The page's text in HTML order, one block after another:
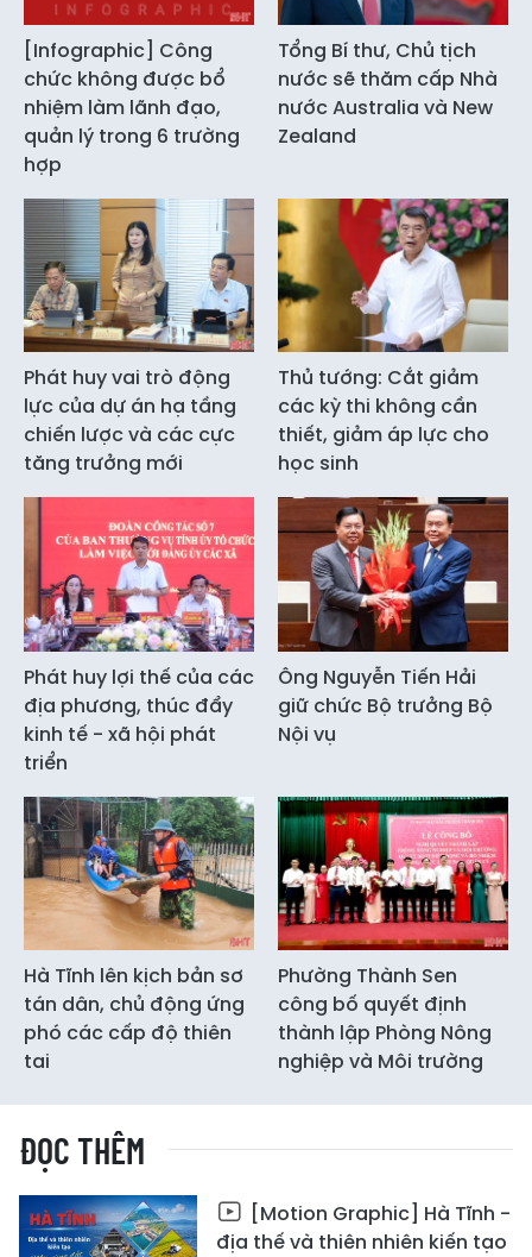
[Infographic] Công
chức không được bổ
nhiệm làm lãnh đạo,
quản lý trong 6 trường
hợp
Tổng Bí thư, Chủ tịch
nước sẽ thăm cấp Nhà
nước Australia và New
Zealand
Phát huy vai trò động
lực của dự án hạ tầng
chiến lược và các cực
tăng trưởng mới
Thủ tướng: Cắt giảm
các kỳ thi không cần
thiết, giảm áp lực cho
học sinh
Phát huy lợi thế của các
địa phương, thúc đẩy
kinh tế - xã hội phát
triển
Ông Nguyễn Tiến Hải
giữ chức Bộ trưởng Bộ
Nội vụ
Hà Tĩnh lên kịch bản sơ
tán dân, chủ động ứng
phó các cấp độ thiên
tai
Phường Thành Sen
công bố quyết định
thành lập Phòng Nông
nghiệp và Môi trường
ĐỌC THÊM
[Motion Graphic] Hà Tĩnh -
địa thế và thiên nhiên kiến tạo